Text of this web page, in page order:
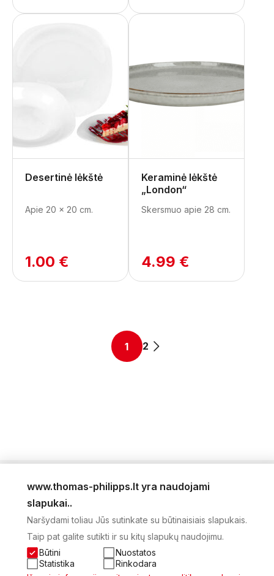
Desertinė lėkštė
Apie 20 x 20 cm.
1.00 €
Keraminė lėkštė
„London“
Skersmuo apie 28 cm.
4.99 €
1 2
NAUJIENLAIŠKIS
APIE MUS
KONTAKTAI
PRIVATUMO POLITIKA
www.thomas-philipps.lt yra naudojami
slapukai..
Naršydami toliau Jūs sutinkate su būtinaisiais slapukais.
Taip pat galite sutikti ir su kitų slapukų naudojimu.
Būtini
Nuostatos
Statistika
Rinkodara